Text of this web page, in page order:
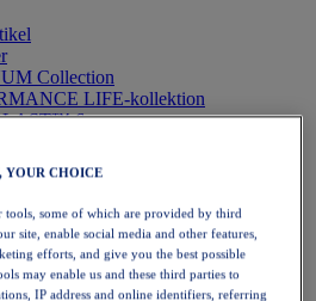
Collection
LIFE-kollektion
6
YOUR CHOICE
tools, some of which are provided by third
site, enable social media and other features,
efforts, and give you the best possible
may enable us and these third parties to
IP address and online identifiers, referring